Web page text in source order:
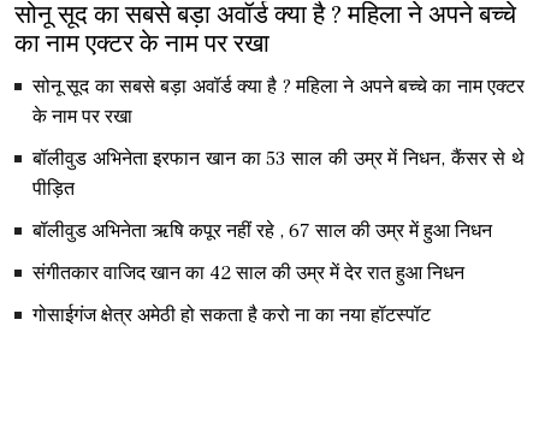
सोनू सूद का सबसे बड़ा अवॉर्ड क्या है ? महिला ने अपने बच्चे
का नाम एक्टर के नाम पर रखा
सोनू सूद का सबसे बड़ा अवॉर्ड क्या है ? महिला ने अपने बच्चे का नाम एक्टर
के नाम पर रखा
बॉलीवुड अभिनेता इरफान खान का 53 साल की उम्र में निधन, कैंसर से थे
पीड़ित
बॉलीवुड अभिनेता ऋषि कपूर नहीं रहे , 67 साल की उम्र में हुआ निधन
संगीतकार वाजिद खान का 42 साल की उम्र में देर रात हुआ निधन
गोसाईगंज क्षेत्र अमेठी हो सकता है करो ना का नया हॉटस्पॉट